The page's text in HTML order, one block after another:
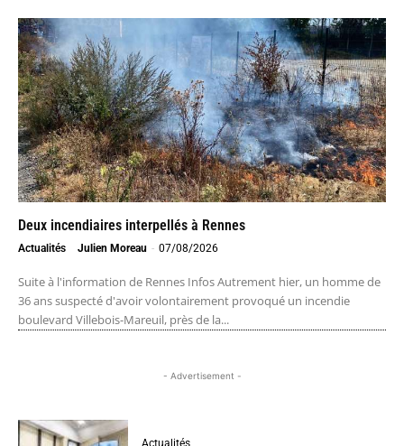
Deux incendiaires interpellés à Rennes
Actualités Julien Moreau - 07/08/2026
Suite à l'information de Rennes Infos Autrement hier, un homme de
36 ans suspecté d'avoir volontairement provoqué un incendie
boulevard Villebois-Mareuil, près de la...
- Advertisement -
Actualités